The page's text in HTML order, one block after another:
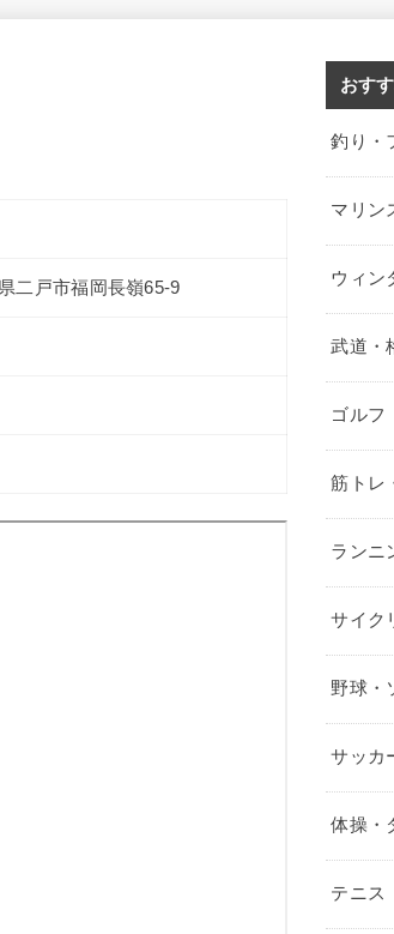
二戸市福岡長嶺65-9
おす
釣り・
マリン
ウィン
武道・
ゴルフ
筋トレ
ランニ
サイク
野球・
サッカ
体操・
テニス